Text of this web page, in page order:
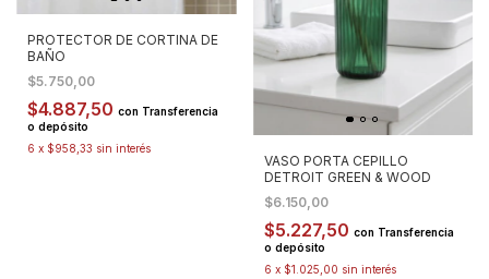
PROTECTOR DE CORTINA DE
BAÑO
$5.750,00
$4.887,50 con Transferencia
o depósito
6 x $958,33 sin interés
VASO PORTA CEPILLO
DETROIT GREEN & WOOD
$6.150,00
$5.227,50 con Transferencia
o depósito
6 x $1.025,00 sin interés